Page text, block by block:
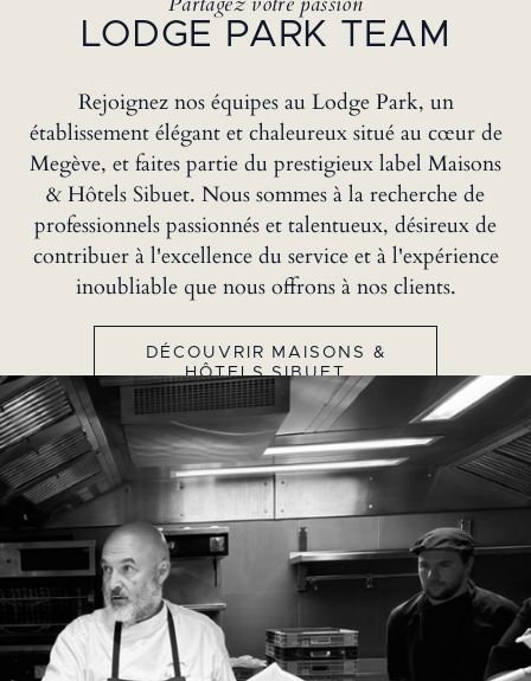
LODGE PARK TEAM
Rejoignez nos équipes au Lodge Park, un
établissement élégant et chaleureux situé au cœur de
Megève, et faites partie du prestigieux label Maisons
& Hôtels Sibuet. Nous sommes à la recherche de
professionnels passionnés et talentueux, désireux de
contribuer à l'excellence du service et à l'expérience
inoubliable que nous offrons à nos clients.
DÉCOUVRIR MAISONS &
HÔTELS SIBUET